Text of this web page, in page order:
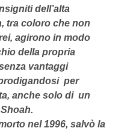
dell’alta
tra coloro che non
agirono in modo
della propria
vantaggi
per
anche solo di  un
nel 1996, salvò la